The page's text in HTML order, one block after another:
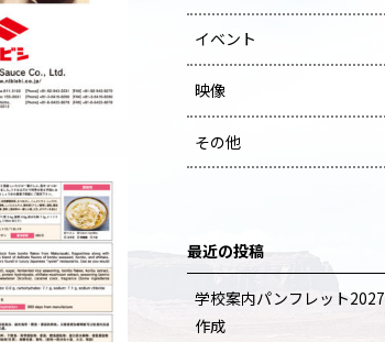
イベント
映像
その他
最近の投稿
学校案内パンフレット2027
作成